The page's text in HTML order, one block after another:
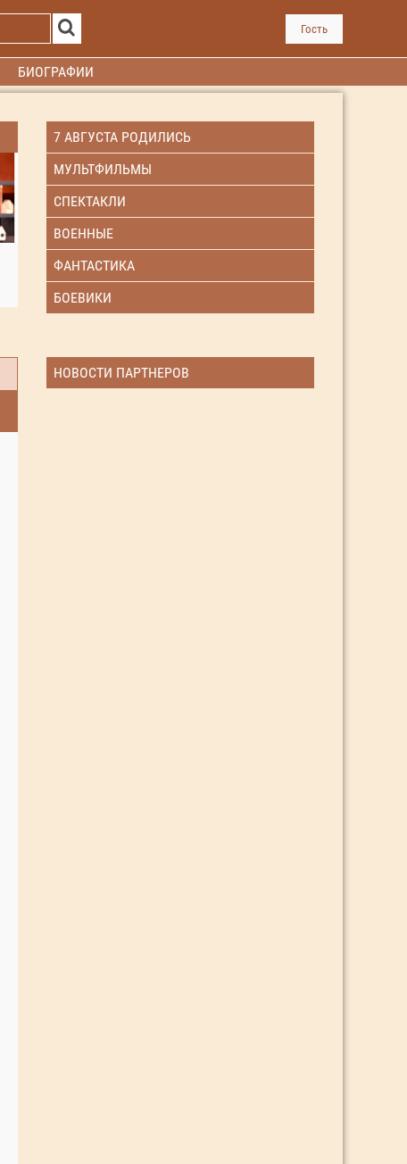
Гость
БИОГРАФИИ
7 АВГУСТА РОДИЛИСЬ
МУЛЬТФИЛЬМЫ
СПЕКТАКЛИ
ВОЕННЫЕ
ФАНТАСТИКА
БОЕВИКИ
НОВОСТИ ПАРТНЕРОВ